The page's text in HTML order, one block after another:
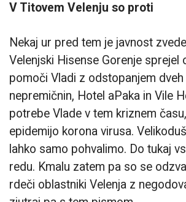
V Titovem Velenju so proti
Nekaj ur pred tem je javnost
Velenjski Hisense Gorenje sprejel
pomoči Vladi z odstopanjem dveh
nepremičnin, Hotel aPaka in Vile
potrebe Vlade v tem kriznem
epidemijo korona virusa.
lahko samo pohvalimo. Do tukaj
redu. Kmalu zatem pa so se
rdeči oblastniki Velenja z